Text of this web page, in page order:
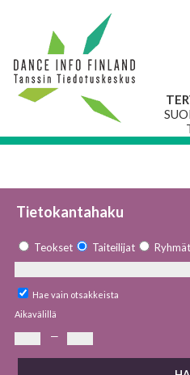
Tietokantahaku
Teokset Taiteilijat Ryhmät
Hae vain otsakkeista
Aikavälillä
—